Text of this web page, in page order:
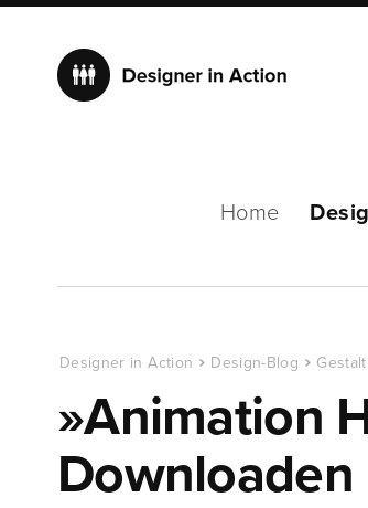
Home
Designer in Action Design-Blog
»Animation
Downloaden